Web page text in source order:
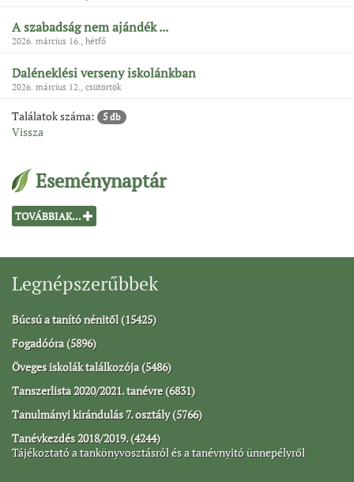
A szabadság nem ajándék ...
2026. március 16., hétfő
Daléneklési verseny iskolánkban
2026. március 12., csütörtök
Találatok száma: 5 db
Vissza
Eseménynaptár
TOVÁBBIAK...
Legnépszerűbbek
Búcsú a tanító nénitől (15425)
Fogadóóra (5896)
Öveges iskolák találkozója (5486)
Tanszerlista 2020/2021. tanévre (6831)
Tanulmányi kirándulás 7. osztály (5766)
Tanévkezdés 2018/2019. (4244)
Tájékoztató a tankönyvosztásról és a tanévnyitó ünnepélyről